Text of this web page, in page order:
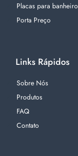
Placas para banheiro
Porta Preço
Links Rápidos
Sobre Nós
Produtos
FAQ
Contato